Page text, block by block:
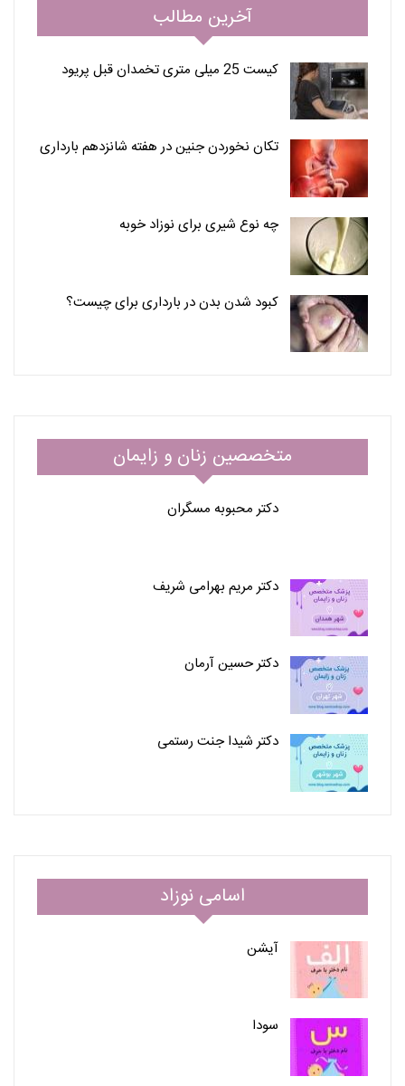
آخرین مطالب
کیست 25 میلی متری تخمدان قبل پریود
تکان نخوردن جنین در هفته شانزدهم بارداری
چه نوع شیری برای نوزاد خوبه
کبود شدن بدن در بارداری برای چیست؟
متخصصین زنان و زایمان
دکتر محبوبه مسگران
دکتر مریم بهرامی شریف
دکتر حسین آرمان
دکتر شیدا جنت رستمی
اسامی نوزاد
آیشن
سودا